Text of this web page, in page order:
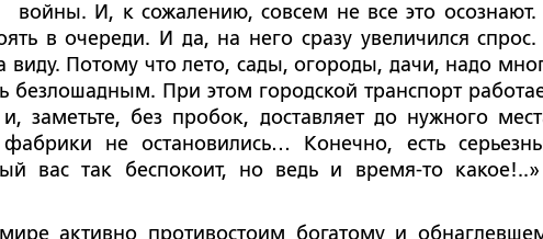
войны. И, к сожалению, совсем не все это
в очереди. И да, на него сразу увеличился
виду. Потому что лето, сады, огороды, дачи, надо
безлошадным. При этом городской транспорт
заметьте, без пробок, доставляет до нужного
не остановились… Конечно, есть
вас так беспокоит, но ведь и время-то
активно противостоим богатому и